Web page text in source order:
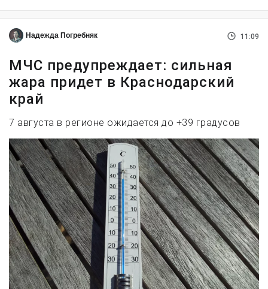
Надежда Погребняк 11:09
МЧС предупреждает: сильная
жара придет в Краснодарский
край
7 августа в регионе ожидается до +39 градусов